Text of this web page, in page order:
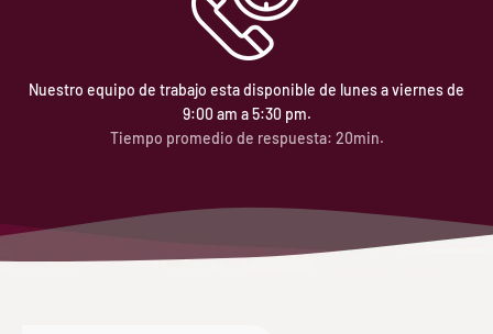
Nuestro equipo de trabajo esta disponible de lunes a viernes de
9:00 am a 5:30 pm.
Tiempo promedio de respuesta: 20min.